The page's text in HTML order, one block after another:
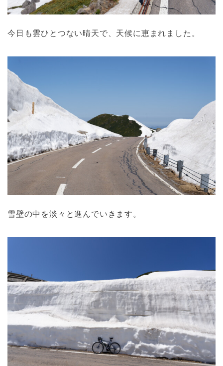
今日も雲ひとつない晴天で、天候に恵まれました。
雪壁の中を淡々と進んでいきます。